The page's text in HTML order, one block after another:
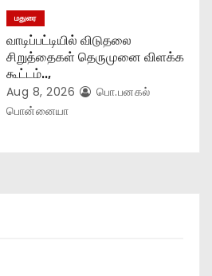
மதுரை
வாடிப்பட்டியில் விடுதலை
சிறுத்தைகள் தெருமுனை விளக்க
கூட்டம்..,
Aug 8, 2026
பொ.பனகல்
பொன்னையா